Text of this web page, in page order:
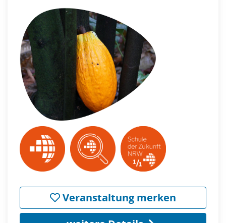
Veranstaltung merken